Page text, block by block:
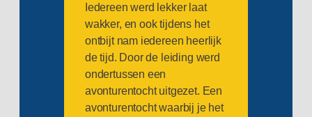
Iedereen werd lekker laat
wakker, en ook tijdens het
ontbijt nam iedereen heerlijk
de tijd. Door de leiding werd
ondertussen een
avonturentocht uitgezet. Een
avonturentocht waarbij je het